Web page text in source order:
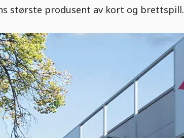
største produsent av kort og brettspill.